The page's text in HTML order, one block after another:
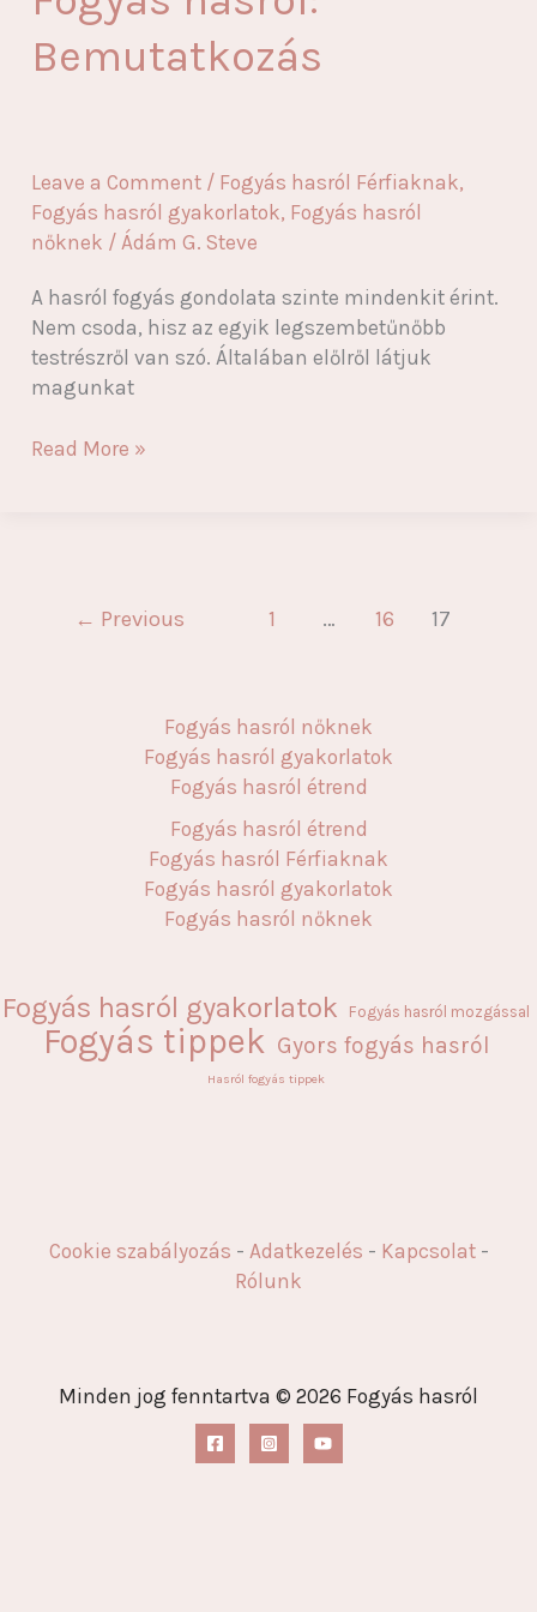
Bemutatkozás
Leave a Comment / Fogyás hasról Férfiaknak,
Fogyás hasról gyakorlatok, Fogyás hasról
nőknek / Ádám G. Steve
A hasról fogyás gondolata szinte mindenkit érint.
Nem csoda, hisz az egyik legszembetűnőbb
testrészről van szó. Általában előlről látjuk
magunkat
Fogyás
Read More »
← Previous 1 … 16 17
Fogyás hasról nőknek
Fogyás hasról gyakorlatok
Fogyás hasról étrend
Fogyás hasról étrend
Fogyás hasról Férfiaknak
Fogyás hasról gyakorlatok
Fogyás hasról nőknek
Fogyás hasról gyakorlatok Fogyás hasról mozgással
Fogyás tippek Gyors fogyás hasról
Hasról fogyás tippek
Cookie szabályozás - Adatkezelés - Kapcsolat-
Rólunk
Minden jog fenntartva © 2026 Fogyás hasról